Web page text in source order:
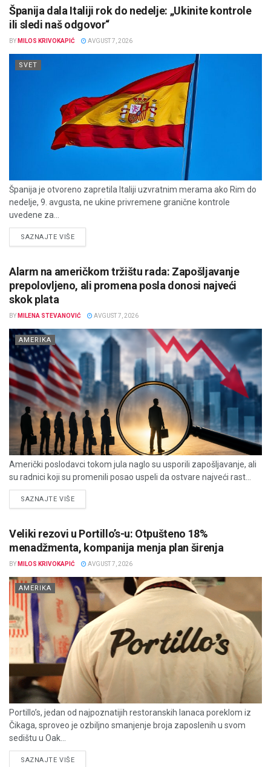
Španija dala Italiji rok do nedelje: „Ukinite kontrole
ili sledi naš odgovor“
BY MILOS KRIVOKAPIĆ AVGUST 7, 2026
SVET
Španija je otvoreno zapretila Italiji uzvratnim merama ako Rim do
nedelje, 9. avgusta, ne ukine privremene granične kontrole
uvedene za...
SAZNAJTE VIŠEDETAILS
Alarm na američkom tržištu rada: Zapošljavanje
prepolovljeno, ali promena posla donosi najveći
skok plata
BY MILENA STEVANOVIĆ AVGUST 7, 2026
AMERIKA
Američki poslodavci tokom jula naglo su usporili zapošljavanje, ali
su radnici koji su promenili posao uspeli da ostvare najveći rast...
SAZNAJTE VIŠEDETAILS
Veliki rezovi u Portillo’s-u: Otpušteno 18%
menadžmenta, kompanija menja plan širenja
BY MILOS KRIVOKAPIĆ AVGUST 7, 2026
AMERIKA
Portillo’s, jedan od najpoznatijih restoranskih lanaca poreklom iz
Čikaga, sproveo je ozbiljno smanjenje broja zaposlenih u svom
sedištu u Oak...
SAZNAJTE VIŠEDETAILS